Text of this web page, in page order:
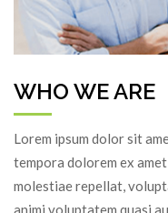
WHO WE ARE
Lorem ipsum dolor sit
tempora dolorem ex
molestiae repellat,
animi voluptatem quasi